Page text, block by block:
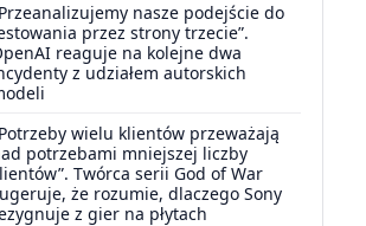
nasze podejście do
przez strony trzecie”.
reaguje na kolejne dwa
z udziałem autorskich
wielu klientów przeważają
potrzebami mniejszej liczby
Twórca serii God of War
że rozumie, dlaczego Sony
z gier na płytach